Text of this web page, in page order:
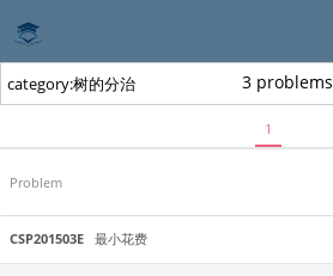
3 problems
1
Problem
CSP201503E 最小花费